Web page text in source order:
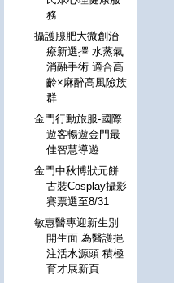
務
攝護腺肥大微創治
療新選擇 水蒸氣
消融手術 適合高
齡×麻醉高風險族
群
金門行動旅服-國際
遊客暢遊金門最
佳智慧導遊
金門中秋博狀元餅
古裝Cosplay攝影
賽票選至8/31
敏惠醫專迎新生別
開生面 為醫護挹
注活水源頭 積極
育才展新頁